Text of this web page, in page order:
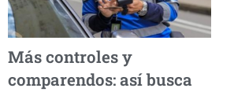
Más controles y
comparendos: así busca